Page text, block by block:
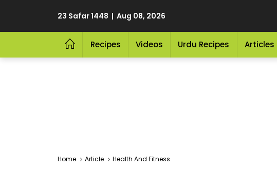
23 Safar 1448 | Aug 08, 2026
Recipes Videos Urdu Recipes Articles
Home Article Health And Fitness